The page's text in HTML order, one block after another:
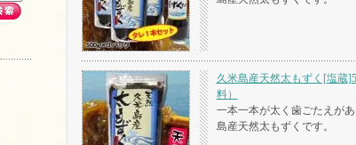
久米島産天然太もずく[塩蔵
料）
一本一本が太く歯ごたえが
島産天然太もずくです。